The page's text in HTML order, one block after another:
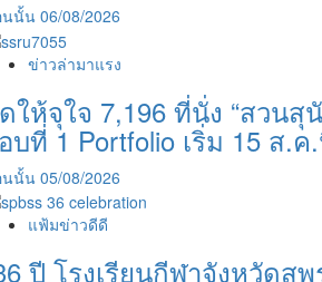
นนั้น 06/08/2026
ข่าวล่ามาแรง
ให้จุใจ 7,196 ที่นั่ง “สวนสุ
บที่ 1 Portfolio เริ่ม 15 ส.ค
นนั้น 05/08/2026
แฟ้มข่าวดีดี
ปี โรงเรียนกีฬาจังหวัดสุ